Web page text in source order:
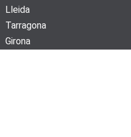
Lleida
Tarragona
Girona